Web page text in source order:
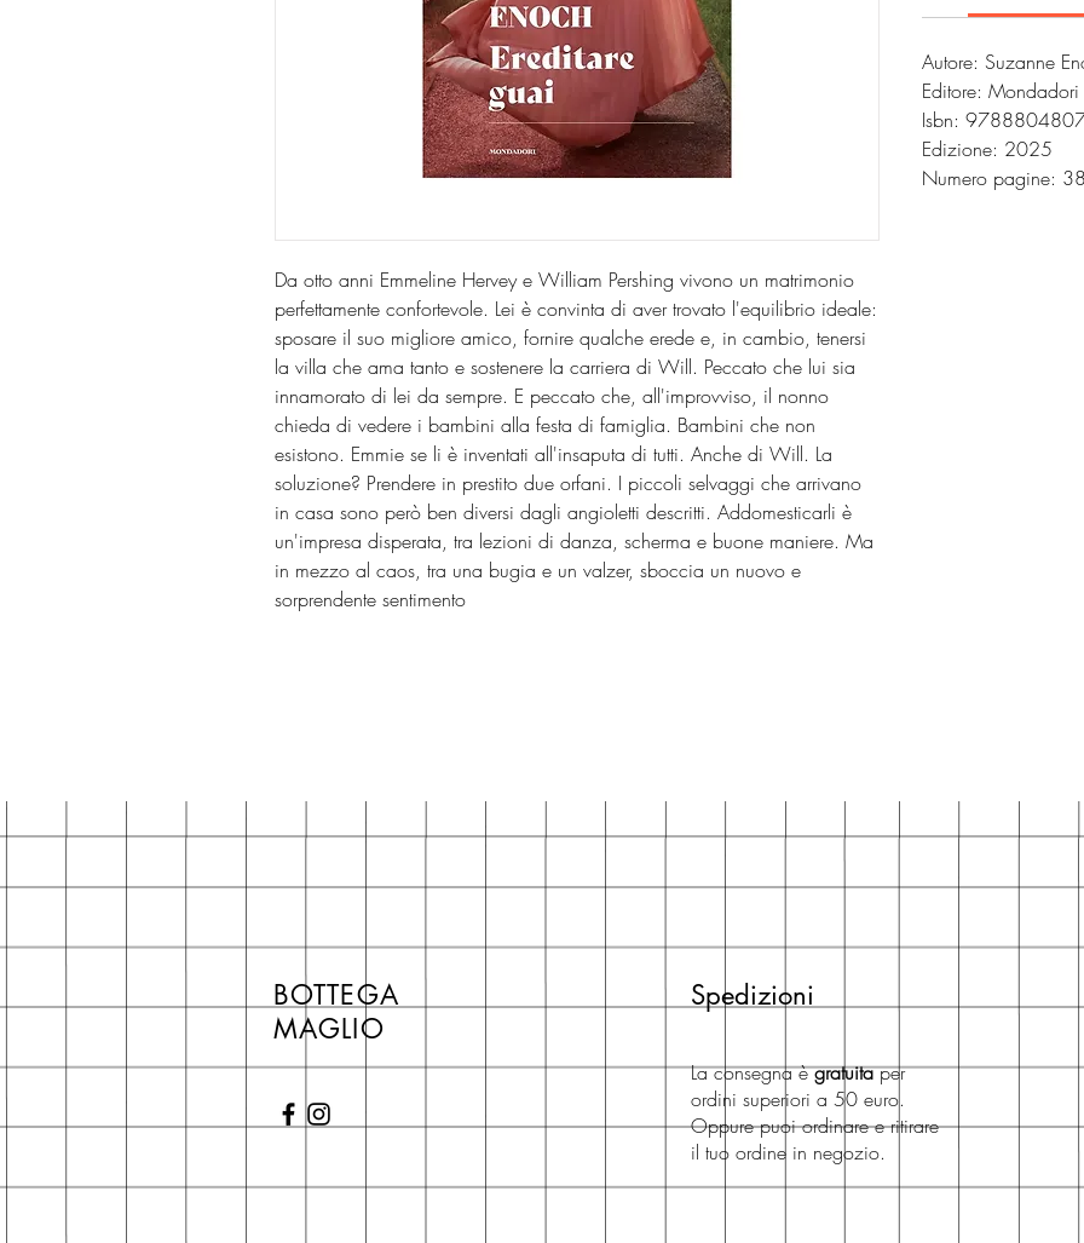
Da otto anni Emmeline Hervey e William Pershing vivono un matrimonio
perfettamente confortevole. Lei è convinta di aver trovato l'equilibrio ideale:
sposare il suo migliore amico, fornire qualche erede e, in cambio, tenersi
la villa che ama tanto e sostenere la carriera di Will. Peccato che lui sia
innamorato di lei da sempre. E peccato che, all'improvviso, il nonno
chieda di vedere i bambini alla festa di famiglia. Bambini che non
esistono. Emmie se li è inventati all'insaputa di tutti. Anche di Will. La
soluzione? Prendere in prestito due orfani. I piccoli selvaggi che arrivano
in casa sono però ben diversi dagli angioletti descritti. Addomesticarli è
un'impresa disperata, tra lezioni di danza, scherma e buone maniere. Ma
in mezzo al caos, tra una bugia e un valzer, sboccia un nuovo e
sorprendente sentimento
Autore: Suzanne
Editore: Mondadori
Isbn:
Edizione: 2025
Numero pagine:
BOTTEGA
MAGLIO
Spedizioni
La consegna ègratuitaper
ordini superiori a 50 euro.
Oppure puoi ordinare e ritirare
il tuo ordine in negozio.